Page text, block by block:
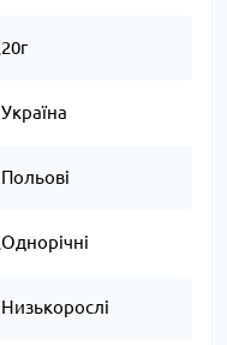
20г
Україна
Польові
Однорічні
Низькорослі